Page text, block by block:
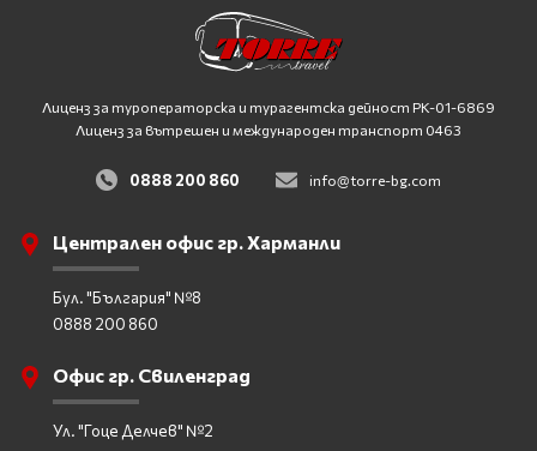
Лиценз за туроператорска и турагентска дейност PK-01-6869
Лиценз за вътрешен и международен транспорт 0463
0888 200 860 info@torre-bg.com
Централен офис гр. Харманли
Бул. "България" №8
0888 200 860
Офис гр. Свиленград
Ул. "Гоце Делчев" №2